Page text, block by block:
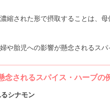
縮された形で摂取することは、
や胎児への影響が懸念されるスパ
念されるスパイス・ハーブの
シナモン